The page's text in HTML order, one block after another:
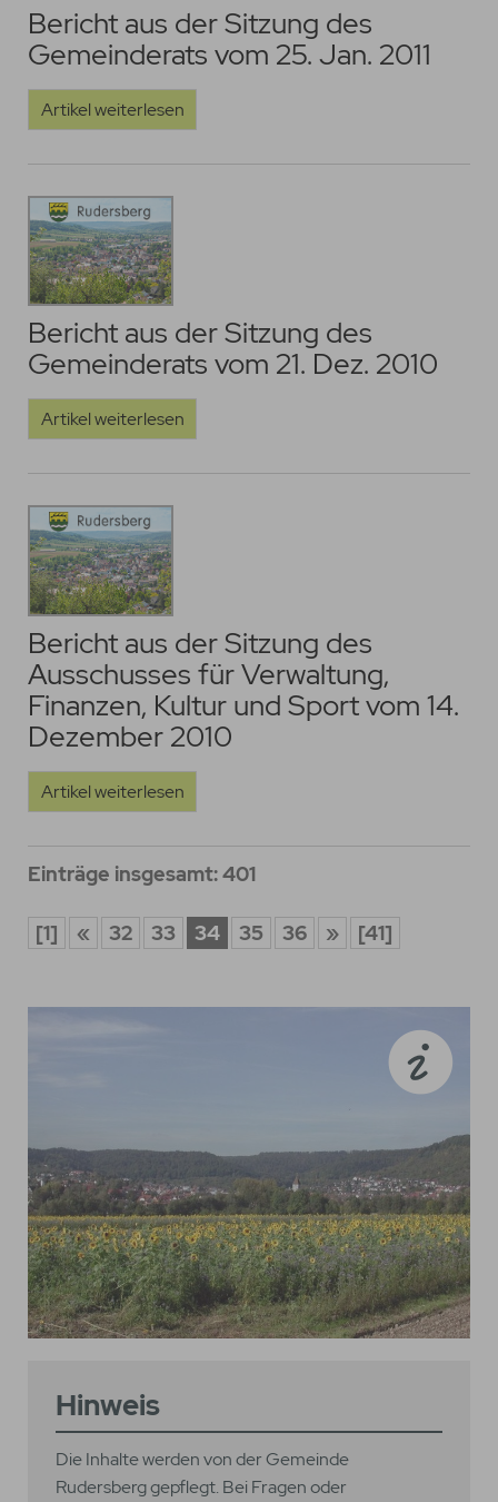
Bericht aus der Sitzung des
Gemeinderats vom 25. Jan. 2011
Artikel weiterlesen
Bericht aus der Sitzung des
Gemeinderats vom 21. Dez. 2010
Artikel weiterlesen
Bericht aus der Sitzung des
Ausschusses für Verwaltung,
Finanzen, Kultur und Sport vom 14.
Dezember 2010
Artikel weiterlesen
Einträge insgesamt: 401
[1] « 32 33 34 35 36 » [41]
Hinweis
Die Inhalte werden von der Gemeinde
Rudersberg gepflegt. Bei Fragen oder